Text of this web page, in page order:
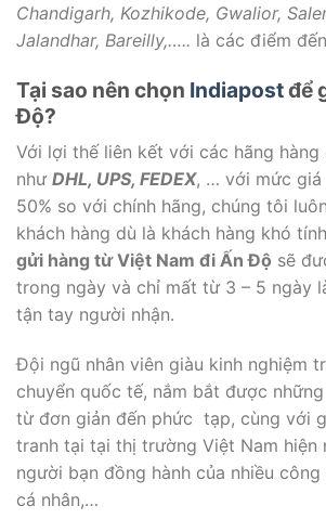
Chandigarh, Kozhikode, Gwalior,
Jalandhar, Bareilly,….. là các điểm
Tại sao nên chọn Indiapostđể
Độ?
Với lợi thế liên kết với các hãng hàng
như DHL, UPS, FEDEX, … với mức
50% so với chính hãng, chúng tôi
khách hàng dù là khách hàng khó
gửi hàng từ Việt Nam đi Ấn Độ sẽ
trong ngày và chỉ mất từ 3 – 5 ngày
tận tay người nhận.
Đội ngũ nhân viên giàu kinh nghiệm
chuyển quốc tế, nắm bắt được
từ đơn giản đến phức tạp, cùng với
tranh tại tại thị trường Việt Nam hiện
người bạn đồng hành của nhiều
cá nhân,…